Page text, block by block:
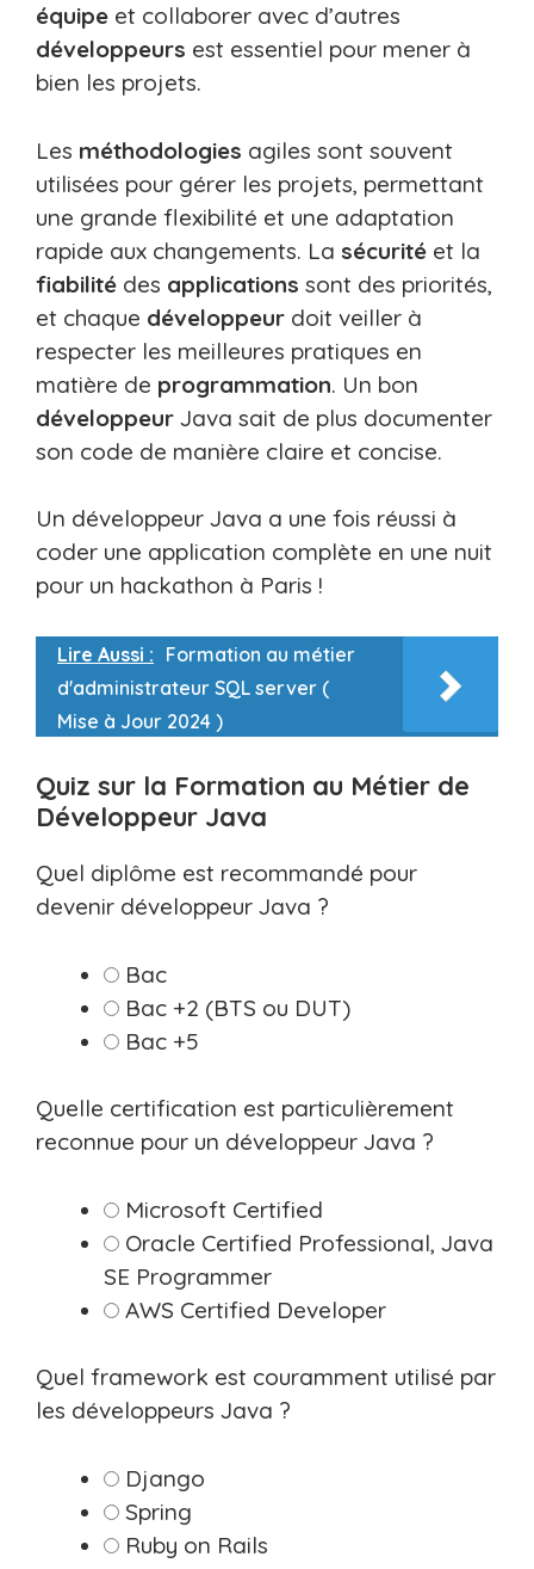
équipe et collaborer avec d’autres
développeurs est essentiel pour mener à
bien les projets.
Les méthodologies agiles sont souvent
utilisées pour gérer les projets, permettant
une grande flexibilité et une adaptation
rapide aux changements. La sécurité et la
fiabilité des applications sont des priorités,
et chaque développeur doit veiller à
respecter les meilleures pratiques en
matière de programmation. Un bon
développeur Java sait de plus documenter
son code de manière claire et concise.
Un développeur Java a une fois réussi à
coder une application complète en une nuit
pour un hackathon à Paris !
Lire Aussi : Formation au métier
d'administrateur SQL server (
Mise à Jour 2024 )
Quiz sur la Formation au Métier de
Développeur Java
Quel diplôme est recommandé pour
devenir développeur Java ?
Bac
Bac +2 (BTS ou DUT)
Bac +5
Quelle certification est particulièrement
reconnue pour un développeur Java ?
Microsoft Certified
Oracle Certified Professional, Java
SE Programmer
AWS Certified Developer
Quel framework est couramment utilisé par
les développeurs Java ?
Django
Spring
Ruby on Rails